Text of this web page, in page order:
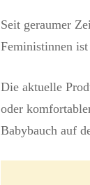
Seit geraumer
Feministinnen
Die aktuelle
oder
Babybauch auf